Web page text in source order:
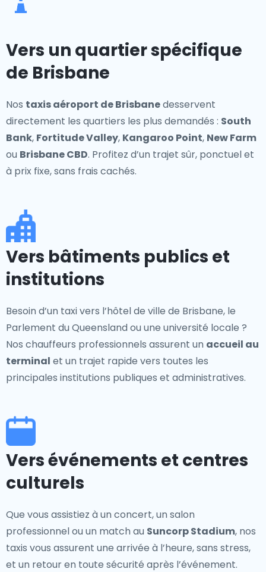
Vers un quartier spécifique
de Brisbane
Nos taxis aéroport de Brisbanedesservent
directement les quartiers les plus demandés : South
Bank, Fortitude Valley, Kangaroo Point, New Farm
ou Brisbane CBD. Profitez d’un trajet sûr, ponctuel et
à prix fixe, sans frais cachés.
Vers bâtiments publics et
institutions
Besoin d’un taxi vers l’hôtel de ville de Brisbane, le
Parlement du Queensland ou une université locale ?
Nos chauffeurs professionnels assurent un accueil au
terminal et un trajet rapide vers toutes les
principales institutions publiques et administratives.
Vers événements et centres
culturels
Que vous assistiez à un concert, un salon
professionnel ou un match au Suncorp Stadium, nos
taxis vous assurent une arrivée à l’heure, sans stress,
et un retour en toute sécurité après l’événement.